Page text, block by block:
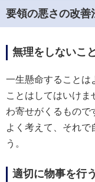
要領の悪さの改善
無理をしないこと
一生懸命することは
ことはしてはいけま
わ寄せがくるもので
よく考えて、それで
う。
適切に物事を行